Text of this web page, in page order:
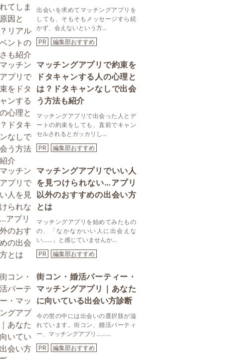
出会いを求めてマッチングアプリを
しても、そもそもメッセージすら続
かず、会えないという方...
PR
編集部おすすめ
マッチングアプリで約束を
ドタキャンする人の心理と
は？ドタキャンなしで出会
う方法も紹介
マッチングアプリで出会った人とデ
ートの約束をしても、直前でキャン
セルされるとガッカリし...
PR
編集部おすすめ
マッチングアプリでいい人
を見つけられない…アプリ
以外のおすすめの出会い方
とは
マッチングアプリを始めてみたもの
の、「なかなかいい人に出会えな
い……」と感じていませんか...
PR
編集部おすすめ
街コン・婚活パーティー・
マッチングアプリ｜あなた
に向いている出会い方診断
今の世の中には出会いの選択肢が溢
れています。街コン、婚活パーティ
ー、マッチングアプリ……...
PR
編集部おすすめ